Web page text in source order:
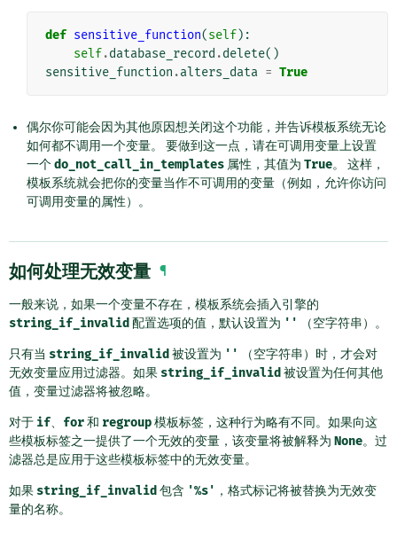
def sensitive_function(self):
self.database_record .delete()
sensitive_function .alters_data = True
偶尔你可能会因为其他原因想关闭这个功能，并告诉模板系统无论
如何都不调用一个变量。 要做到这一点，请在可调用变量上设置
一个do_not_call_in_templates 属性，其值为 True。 这样，
模板系统就会把你的变量当作不可调用的变量（例如，允许你访问
可调用变量的属性）。
如何处理无效变量 ¶
一般来说，如果一个变量不存在，模板系统会插入引擎的
string_if_invalid 配置选项的值，默认设置为 '' （空字符串）。
只有当 string_if_invalid 被设置为 ''
（空字符串）时，才会对
无效变量应用过滤器。如果 string_if_invalid 被设置为任何其他
值，变量过滤器将被忽略。
对于 if、 for和 regroup模板标签，这种行为略有不同。如果向这
些模板标签之一提供了一个无效的变量，该变量将被解释为 None。过
滤器总是应用于这些模板标签中的无效变量。
如果 string_if_invalid 包含 '%s' ，格式标记将被替换为无效变
量的名称。